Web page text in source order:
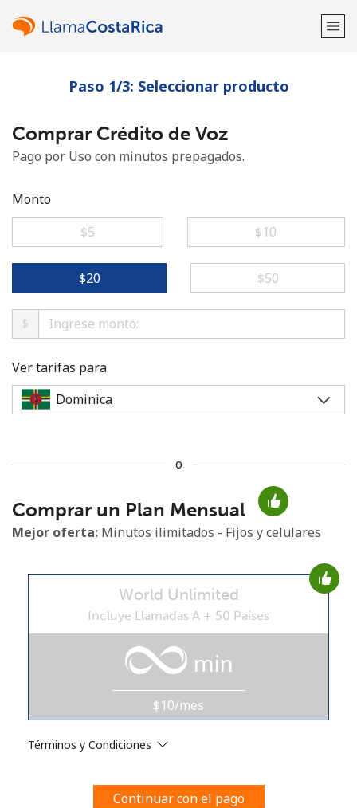
¡Bienvenido!
¿Ya tienes una cuenta?Inicia sesión →
No se ha creado una contraseña
Mínimo 8 caracteres
Una letra mayúscula y una minúscula
Un número
estosTérminos y condiciones.
Únete
Paso 1/3: Seleccionar producto
Comprar Crédito de Voz
Pago por Uso con minutos prepagados.
Monto
⁦$5⁩
⁦$10⁩
⁦$20⁩ ⁦$50⁩
$
Ver tarifas para
o
Comprar un Plan Mensual
Mejor oferta: Minutos ilimitados - Fijos y celulares
World Unlimited
Incluye Llamadas A + 50 Países
min
$10/mes
Términos y Condiciones
Continuar con el pago